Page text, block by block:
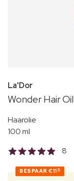
La'Dor
Wonder Hair Oil
Haarolie
100 ml
8
BESPAAR €11 10